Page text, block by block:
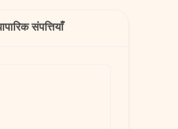
संपत्तियाँ